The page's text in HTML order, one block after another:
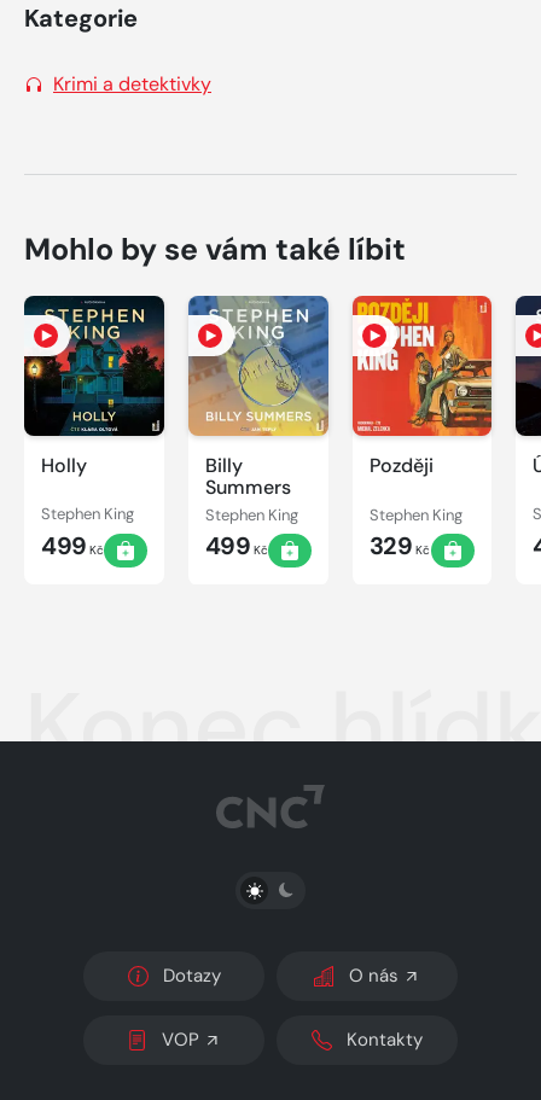
Kategorie
Krimi a detektivky
Mohlo by se vám také líbit
Holly
Stephen King
499 Kč
Billy
Summers
Stephen King
499 Kč
Později
Stephen King
329 Kč
Konec
PŘEPNOUT SVĚTLÝ/TMAVÝ REŽIM
Dotazy O nás
VOP Kontakty